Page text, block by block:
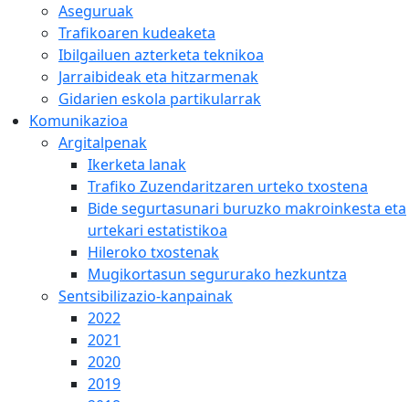
Aseguruak
Trafikoaren kudeaketa
Ibilgailuen azterketa teknikoa
Jarraibideak eta hitzarmenak
Gidarien eskola partikularrak
Komunikazioa
Argitalpenak
Ikerketa lanak
Trafiko Zuzendaritzaren urteko txostena
Bide segurtasunari buruzko makroinkesta eta
urtekari estatistikoa
Hileroko txostenak
Mugikortasun segururako hezkuntza
Sentsibilizazio-kanpainak
2022
2021
2020
2019